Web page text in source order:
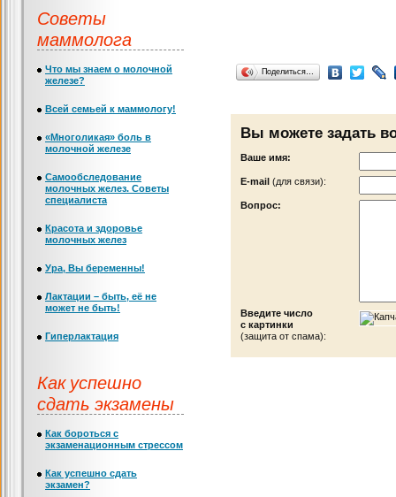
Поделиться…
Вы можете задать
Ваше имя:
Е-mail (для связи):
Вопрос:
Введите число
с картинки
(защита от спама):
Советы
маммолога
Что мы знаем о молочной
железе?
Всей семьей к маммологу!
«Многоликая» боль в
молочной железе
Самообследование
молочных желез. Советы
специалиста
Красота и здоровье
молочных желез
Ура, Вы беременны!
Лактации – быть, её не
может не быть!
Гиперлактация
Как успешно
сдать экзамены
Как бороться с
экзаменационным стрессом
Как успешно сдать
экзамен?